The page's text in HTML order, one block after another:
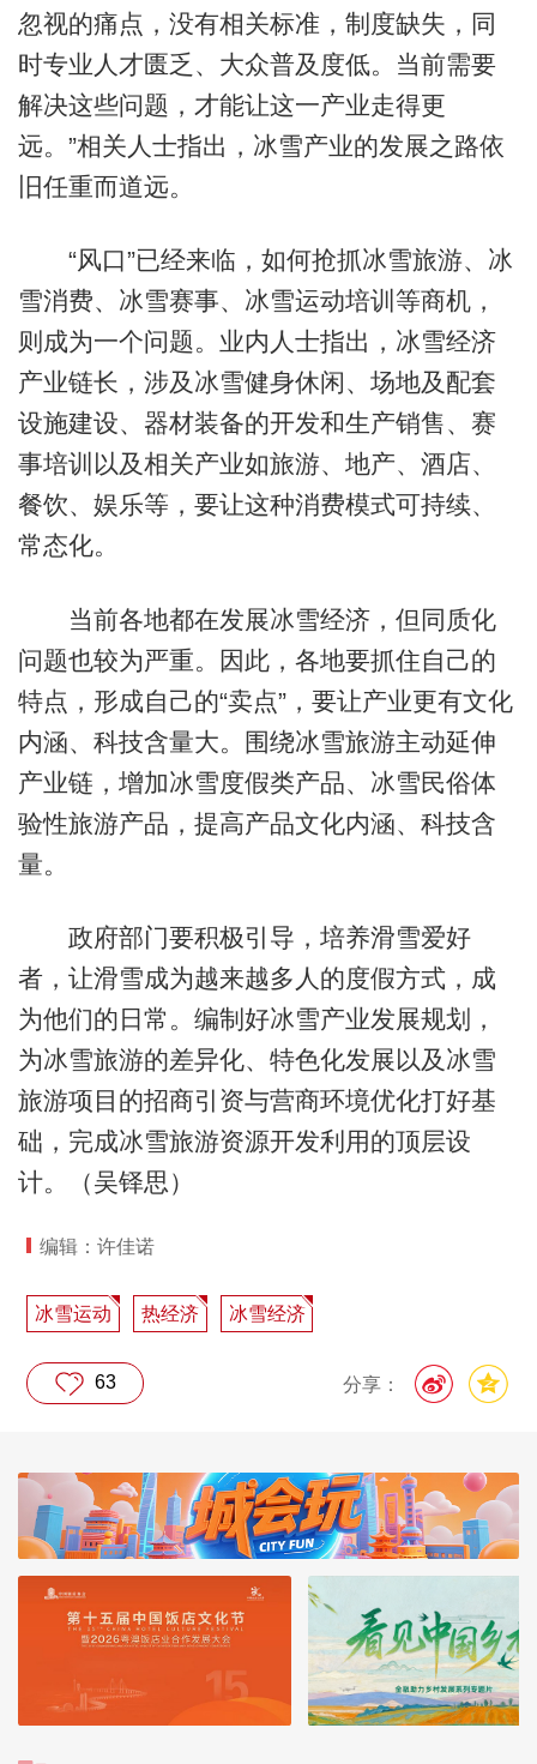
忽视的痛点，没有相关标准，制度缺失，同
时专业人才匮乏、大众普及度低。当前需要
解决这些问题，才能让这一产业走得更
远。”相关人士指出，冰雪产业的发展之路依
旧任重而道远。
“风口”已经来临，如何抢抓冰雪旅游、冰
雪消费、冰雪赛事、冰雪运动培训等商机，
则成为一个问题。业内人士指出，冰雪经济
产业链长，涉及冰雪健身休闲、场地及配套
设施建设、器材装备的开发和生产销售、赛
事培训以及相关产业如旅游、地产、酒店、
餐饮、娱乐等，要让这种消费模式可持续、
常态化。
当前各地都在发展冰雪经济，但同质化
问题也较为严重。因此，各地要抓住自己的
特点，形成自己的“卖点”，要让产业更有文化
内涵、科技含量大。围绕冰雪旅游主动延伸
产业链，增加冰雪度假类产品、冰雪民俗体
验性旅游产品，提高产品文化内涵、科技含
量。
政府部门要积极引导，培养滑雪爱好
者，让滑雪成为越来越多人的度假方式，成
为他们的日常。编制好冰雪产业发展规划，
为冰雪旅游的差异化、特色化发展以及冰雪
旅游项目的招商引资与营商环境优化打好基
础，完成冰雪旅游资源开发利用的顶层设
计。（吴铎思）
编辑：许佳诺
冰雪运动 热经济 冰雪经济
分享：
63